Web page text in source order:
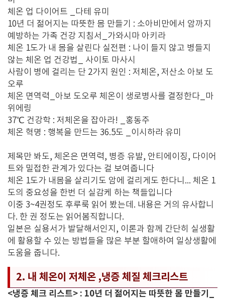
체온 업 다이어트 _다테 유미
10년 더 젊어지는 따뜻한 몸 만들기 : 소아비만에서 암까지
예방하는 가족 건강 지침서_가와시마 아키라
체온 1도가 내 몸을 살린다 실전편 : 나이 들지 않고 병들지
않는 체온 업 건강법_ 사이토 마사시
사람이 병에 걸리는 단 2가지 원인 : 저체온, 저산소 아보 도
오루
체온 면역력_아보 도오루 체온이 생로병사를 결정한다_마
위에링
37℃ 건강학 : 저체온을 잡아라! _홍동주
체온 혁명 : 행복을 만드는 36.5도 _이시하라 유미
제목만 봐도, 체온은 면역력, 병증 유발, 안티에이징, 다이어
트와 밀접한 관계가 있다는 걸 보여줍니다
체온 1도가 내몸을 살리기도 암에 걸리게도 한다니... 체온 1
도의 중요성을 한번 더 실감케 하는 책들입니다
이중 3~4권정도 후루룩 읽어 봤는데. 내용은 거의 유사합니
다. 한 권 정도는 읽어봄직합니다.
일본은 실용서가 발달해서인지, 이론과 함께 간단히 실생활
에 활용할 수 있는 방법들을 많은 부분 할애하여 일상생활에
도움을 줍니다.
2. 내 체온이 저체온 ,냉증 체질 체크리스트
<냉증 체크 리스트> : 10년 더 젊어지는 따뜻한 몸 만들기_